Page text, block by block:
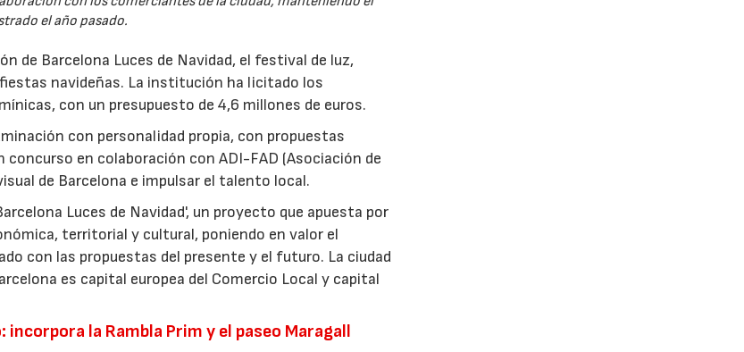
el año pasado.
de Barcelona Luces de Navidad, el festival de luz,
navideñas. La institución ha licitado los
con un presupuesto de 4,6 millones de euros.
con personalidad propia, con propuestas
en colaboración con ADI-FAD (Asociación de
de Barcelona e impulsar el talento local.
Luces de Navidad', un proyecto que apuesta por
territorial y cultural, poniendo en valor el
con las propuestas del presente y el futuro. La ciudad
es capital europea del Comercio Local y capital
la Rambla Prim y el paseo Maragall